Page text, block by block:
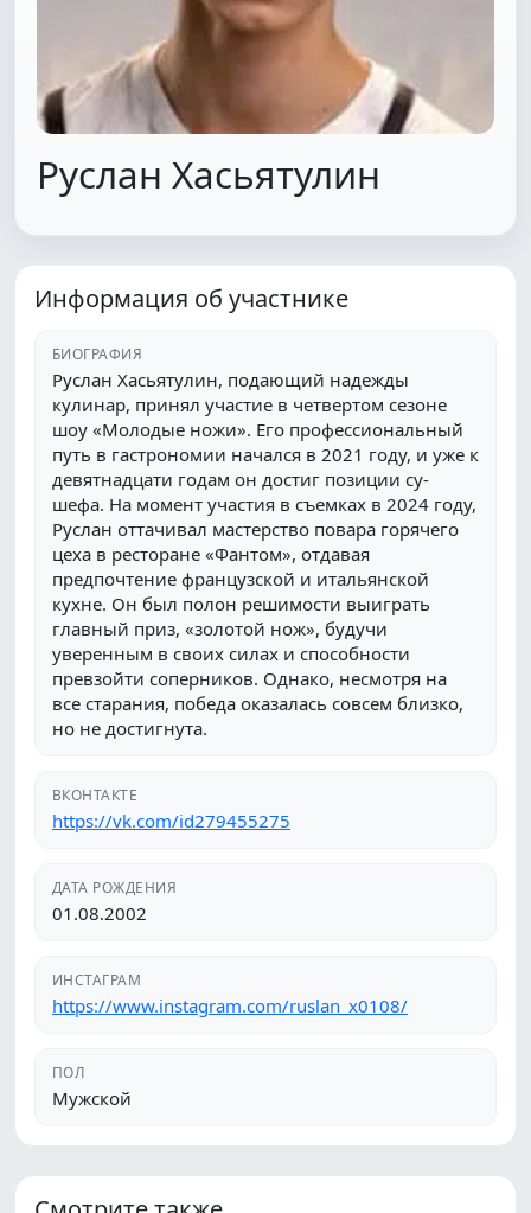
Руслан Хасьятулин
Информация об участнике
БИОГРАФИЯ
Руслан Хасьятулин, подающий надежды
кулинар, принял участие в четвертом сезоне
шоу «Молодые ножи». Его профессиональный
путь в гастрономии начался в 2021 году, и уже к
девятнадцати годам он достиг позиции су-
шефа. На момент участия в съемках в 2024 году,
Руслан оттачивал мастерство повара горячего
цеха в ресторане «Фантом», отдавая
предпочтение французской и итальянской
кухне. Он был полон решимости выиграть
главный приз, «золотой нож», будучи
уверенным в своих силах и способности
превзойти соперников. Однако, несмотря на
все старания, победа оказалась совсем близко,
но не достигнута.
ВКОНТАКТЕ
https://vk.com/id279455275
ДАТА РОЖДЕНИЯ
01.08.2002
ИНСТАГРАМ
https://www.instagram.com/ruslan_x0108/
ПОЛ
Мужской